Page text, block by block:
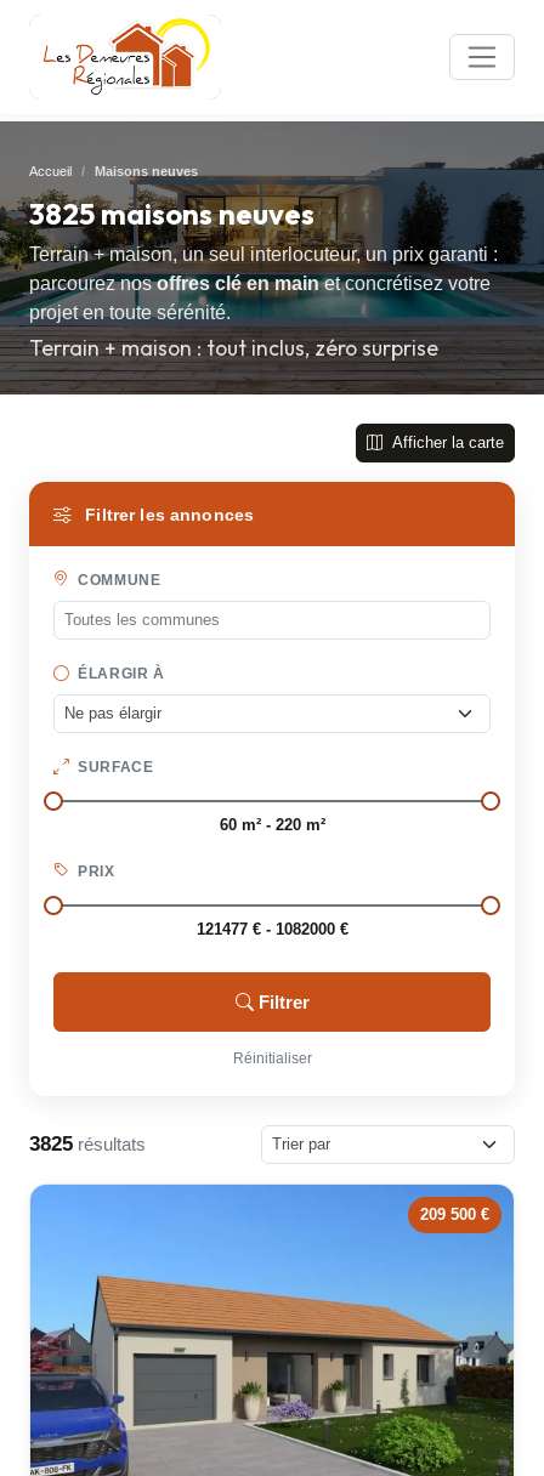
Accueil Maisons neuves
3825 maisons neuves
Terrain + maison, un seul interlocuteur, un prix garanti :
parcourez nosoffres clé en mainet concrétisez votre
projet en toute sérénité.
Terrain + maison : tout inclus, zéro surprise
Afficher la carte
Filtrer les annonces
COMMUNE
ÉLARGIR À
SURFACE
60 m² - 220 m²
PRIX
121477 € - 1082000 €
Filtrer
Réinitialiser
3825 résultats
209 500 €